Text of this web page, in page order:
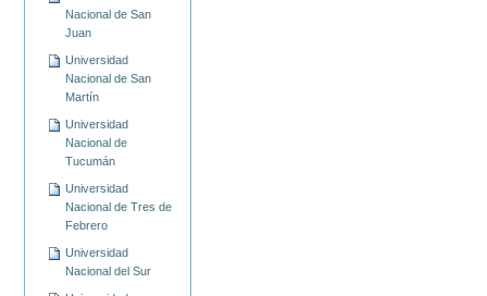
Nacional de San
Juan
Universidad
Nacional de San
Martín
Universidad
Nacional de
Tucumán
Universidad
Nacional de Tres de
Febrero
Universidad
Nacional del Sur